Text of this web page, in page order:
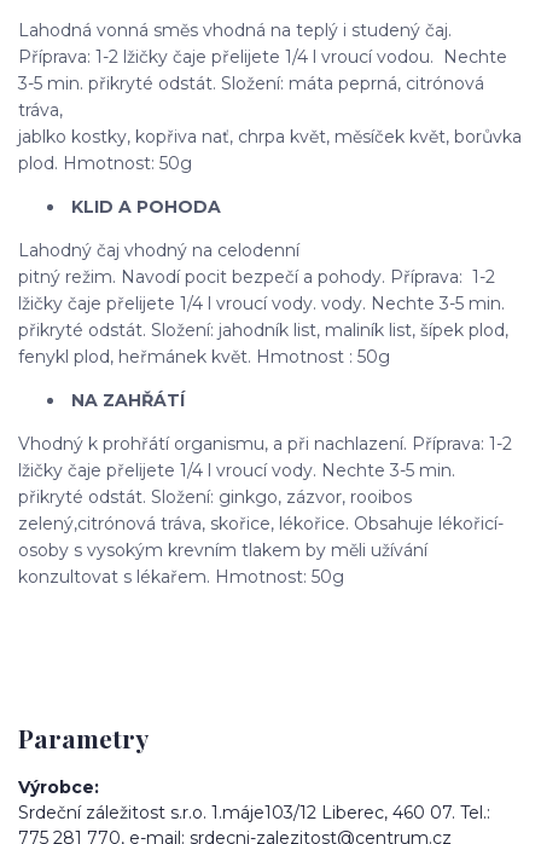
Lahodná vonná směs vhodná na teplý i studený čaj.
Příprava: 1-2 lžičky čaje přelijete 1/4 l vroucí vodou. Nechte
3-5 min. přikryté odstát. Složení: máta peprná, citrónová
tráva,
jablko kostky, kopřiva nať, chrpa květ, měsíček květ, borůvka
plod. Hmotnost: 50g
KLID A POHODA
Lahodný čaj vhodný na celodenní
pitný režim. Navodí pocit bezpečí a pohody. Příprava: 1-2
lžičky čaje přelijete 1/4 l vroucí vody. vody. Nechte 3-5 min.
přikryté odstát. Složení: jahodník list, maliník list, šípek plod,
fenykl plod, heřmánek květ. Hmotnost : 50g
NA ZAHŘÁTÍ
Vhodný k prohřátí organismu, a při nachlazení. Příprava: 1-2
lžičky čaje přelijete 1/4 l vroucí vody. Nechte 3-5 min.
přikryté odstát. Složení: ginkgo, zázvor, rooibos
zelený,citrónová tráva, skořice, lékořice. Obsahuje lékořicí-
osoby s vysokým krevním tlakem by měli užívání
konzultovat s lékařem. Hmotnost: 50g
Parametry
Výrobce
Srdeční záležitost s.r.o. 1.máje103/12 Liberec, 460 07. Tel.:
775 281 770, e-mail: srdecni-zalezitost@centrum.cz